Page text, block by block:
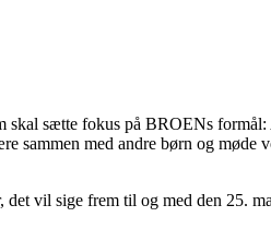
skal sætte fokus på BROENs
sammen med andre børn og
vil sige frem til og med den 25.